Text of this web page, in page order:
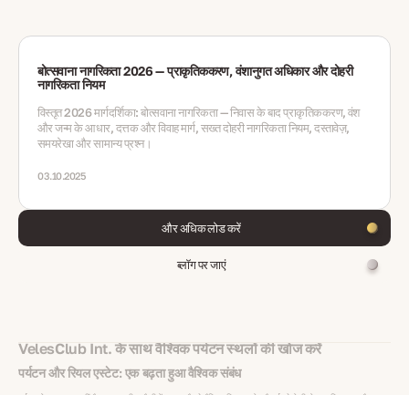
बोत्सवाना नागरिकता 2026 — प्राकृतिककरण, वंशानुगत अधिकार और दोहरी
नागरिकता नियम
विस्तृत 2026 मार्गदर्शिका: बोत्सवाना नागरिकता — निवास के बाद प्राकृतिककरण, वंश
और जन्म के आधार, दत्तक और विवाह मार्ग, सख्त दोहरी नागरिकता नियम, दस्तावेज़,
समयरेखा और सामान्य प्रश्न।
03.10.2025
और अधिक लोड करें
ब्लॉग पर जाएं
VelesClub Int. के साथ वैश्विक पर्यटन स्थलों की खोज करें
पर्यटन और रियल एस्टेट: एक बढ़ता हुआ वैश्विक संबंध